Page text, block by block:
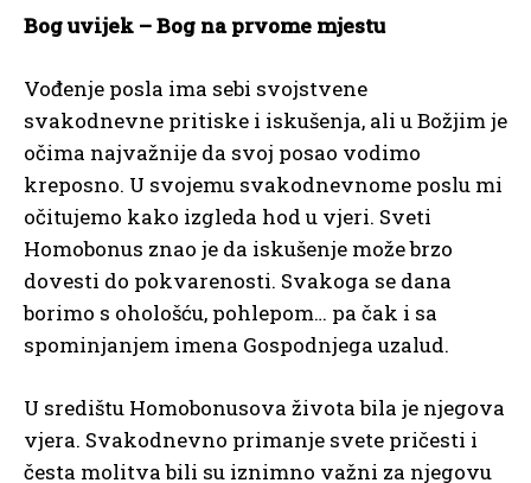
Bog uvijek – Bog na prvome mjestu
Vođenje posla ima sebi svojstvene
svakodnevne pritiske i iskušenja, ali u Božjim je
očima najvažnije da svoj posao vodimo
kreposno. U svojemu svakodnevnome poslu mi
očitujemo kako izgleda hod u vjeri. Sveti
Homobonus znao je da iskušenje može brzo
dovesti do pokvarenosti. Svakoga se dana
borimo s ohološću, pohlepom… pa čak i sa
spominjanjem imena Gospodnjega uzalud.
U središtu Homobonusova života bila je njegova
vjera. Svakodnevno primanje svete pričesti i
česta molitva bili su iznimno važni za njegovu